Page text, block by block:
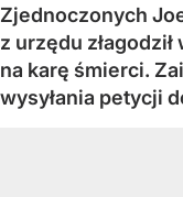
Zjednoczonych
z urzędu
na karę śmierci.
wysyłania petycji